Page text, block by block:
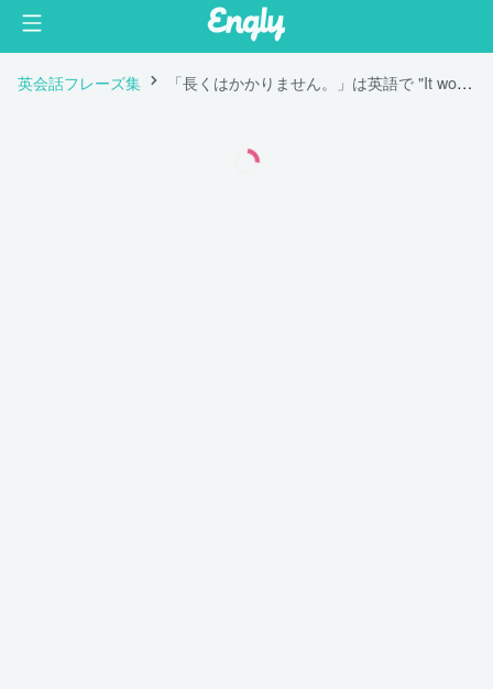
英会話フレーズ集 「長くはかかりません。」は英語で "It won't take long."